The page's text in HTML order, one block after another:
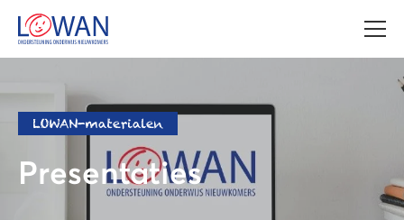
LOWAN-materialen
Presentaties